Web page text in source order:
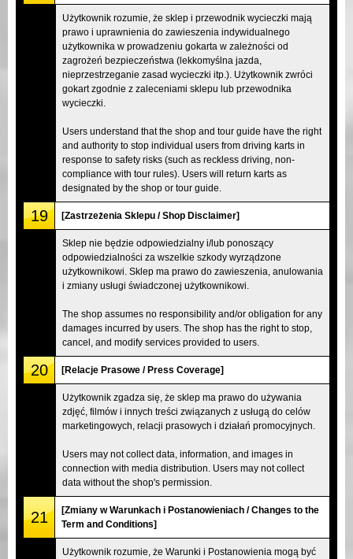
Użytkownik rozumie, że sklep i przewodnik wycieczki mają
prawo i uprawnienia do zawieszenia indywidualnego
użytkownika w prowadzeniu gokarta w zależności od
zagrożeń bezpieczeństwa (lekkomyślna jazda,
nieprzestrzeganie zasad wycieczki itp.). Użytkownik zwróci
gokart zgodnie z zaleceniami sklepu lub przewodnika
wycieczki.
Users understand that the shop and tour guide have the right
and authority to stop individual users from driving karts in
response to safety risks (such as reckless driving, non-
compliance with tour rules). Users will return karts as
designated by the shop or tour guide.
19 [Zastrzeżenia Sklepu / Shop Disclaimer]
Sklep nie będzie odpowiedzialny i/lub ponoszący
odpowiedzialności za wszelkie szkody wyrządzone
użytkownikowi. Sklep ma prawo do zawieszenia, anulowania
i zmiany usługi świadczonej użytkownikowi.
The shop assumes no responsibility and/or obligation for any
damages incurred by users. The shop has the right to stop,
cancel, and modify services provided to users.
20 [Relacje Prasowe / Press Coverage]
Użytkownik zgadza się, że sklep ma prawo do używania
zdjęć, filmów i innych treści związanych z usługą do celów
marketingowych, relacji prasowych i działań promocyjnych.
Users may not collect data, information, and images in
connection with media distribution. Users may not collect
data without the shop's permission.
21
[Zmiany w Warunkach i Postanowieniach / Changes to the
Term and Conditions]
Użytkownik rozumie, że Warunki i Postanowienia mogą być